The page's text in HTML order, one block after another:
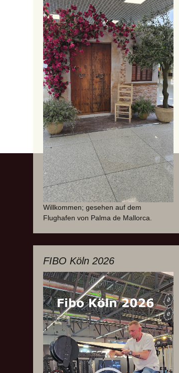
Willkommen; gesehen auf dem
Flughafen von Palma de Mallorca.
FIBO Köln 2026
Video-
Player